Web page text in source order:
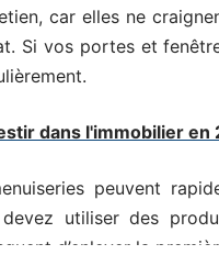
car elles ne
Si vos portes et
dans l'immobilier en
peuvent
utiliser des
d’enlever la